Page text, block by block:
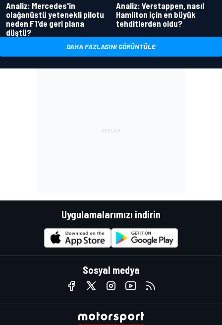
Analiz: Mercedes'in
olağanüstü yetenekli pilotu
neden F1'de geri plana
düştü?
Analiz: Verstappen, nasıl
Hamilton için en büyük
tehditlerden oldu?
DAHA FAZLASINI GÖRÜNTÜLE
Uygulamalarımızı indirin
Sosyal medya